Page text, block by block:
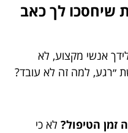
שיחסכו לך כאב
אנשי מקצוע, לא
״רגע, למה זה לא עובד?
זמן הטיפול? לא כי